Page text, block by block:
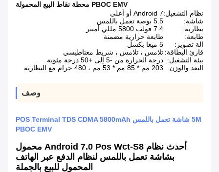
PBOC EMV محطة نقاط البيع المحمولة
نظام التشغيل:Android 7 أو أعلى
شاشة:
5.5 بوصة تعمل باللمس
بطارية:
7.4 فولت 5800 مللي أمبير
طابعة:
طابعة حرارية مضمنة
الة تصوير:
5 ميغا بكسل
قارئ البطاقة: تلامس ، تلامس ، شريط مغناطيسي
بيئة التشغيل: درجة الحرارة من -5 إلى +50 درجة مئوية
البعد والوزن:
203 مم * 85 مم * 53 مم ، 480 جرام مع البطارية
وصف
5M شاشة تعمل باللمس POS Terminal TDS CDMA 5800mAh
PBOC EMV
أحدث نظام Android 7.0 Pos Wct-S8 محمول
بشاشة تعمل باللمس لنظام الدفع عبر الهاتف
المحمول للبيع بالجملة